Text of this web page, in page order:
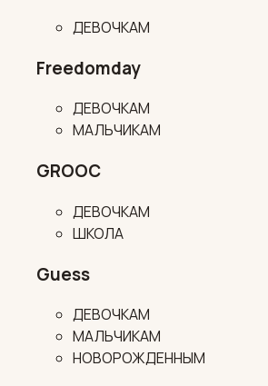
ДЕВОЧКАМ
Freedomday
ДЕВОЧКАМ
МАЛЬЧИКАМ
GROOC
ДЕВОЧКАМ
ШКОЛА
Guess
ДЕВОЧКАМ
МАЛЬЧИКАМ
НОВОРОЖДЕННЫМ